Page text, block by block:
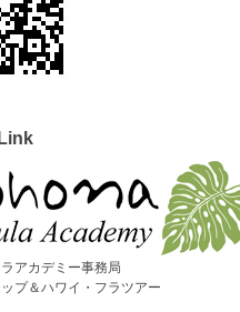
アカデミー事務局
プ＆ハワイ・フラツアー